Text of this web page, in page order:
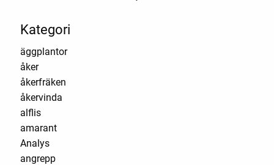
Kategori
äggplantor
åker
åkerfräken
åkervinda
alflis
amarant
Analys
angrepp